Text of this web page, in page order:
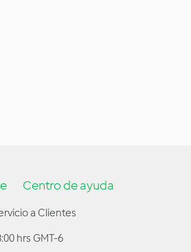
Centro de ayuda
a Clientes
hrs GMT-6